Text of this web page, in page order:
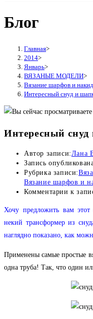
Блог
Главная>
2014>
Январь>
ВЯЗАНЫЕ МОДЕЛИ>
Вязание шарфов и
Интересный снуд и
Интересный
Автор записи:Лана
Запись
Рубрика записи:
Вязание шарфов и
Комментарии к
Хочу предложить вам
некий трансформер из
наглядно показано, как
Применены самые простые
одна труба! Так, что один